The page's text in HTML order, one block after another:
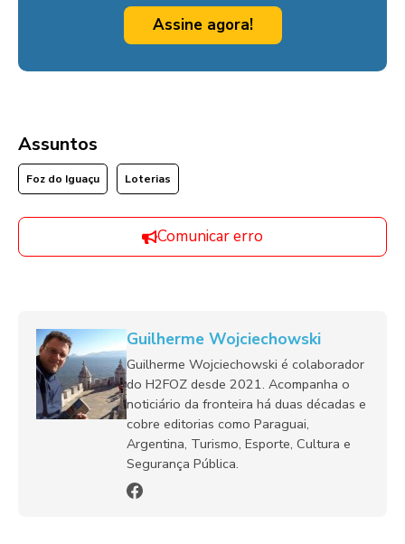
Assine agora!
Assuntos
Foz do Iguaçu Loterias
Comunicar erro
Guilherme Wojciechowski
Guilherme Wojciechowski é colaborador
do H2FOZ desde 2021. Acompanha o
noticiário da fronteira há duas décadas e
cobre editorias como Paraguai,
Argentina, Turismo, Esporte, Cultura e
Segurança Pública.